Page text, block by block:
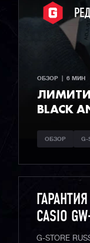
ОБЗОР  |  6 МИН
BLACK
ОБЗОР G-
CASIO
G-STORE